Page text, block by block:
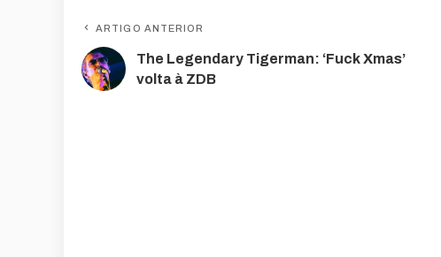
ARTIGO ANTERIOR
The Legendary Tigerman: ‘Fuck Xmas’
volta à ZDB